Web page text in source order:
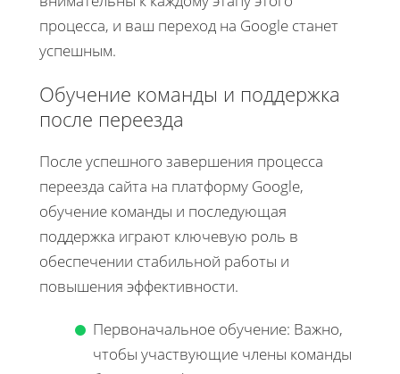
процесса, и ваш переход на Google станет
успешным.
Обучение команды и поддержка
после переезда
После успешного завершения процесса
переезда сайта на платформу Google,
обучение команды и последующая
поддержка играют ключевую роль в
обеспечении стабильной работы и
повышения эффективности.
Первоначальное обучение: Важно,
чтобы участвующие члены команды